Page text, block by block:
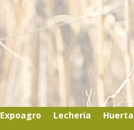
Expoagro Lecheria